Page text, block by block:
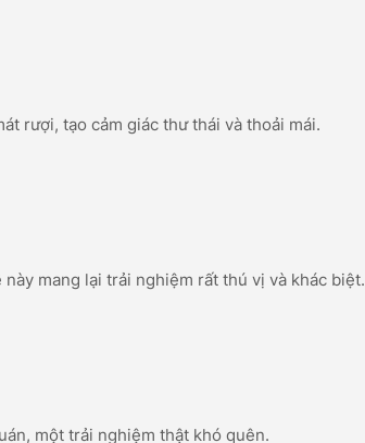
rượi, tạo cảm giác thư thái và thoải mái.
mang lại trải nghiệm rất thú vị và khác biệt.
một trải nghiệm thật khó quên.